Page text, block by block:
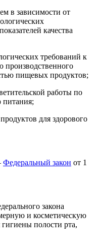
в зависимости от
качества
требований к
производственного
пищевых продуктов;
работы по
питания;
для здорового
Федеральный закон от 1
закона
и косметическую
полости рта,